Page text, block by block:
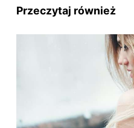
Przeczytaj również